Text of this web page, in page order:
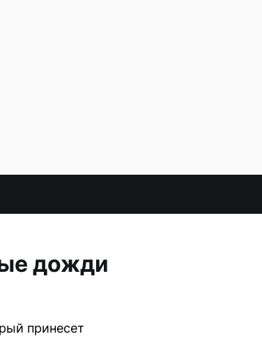
дожди
принесет